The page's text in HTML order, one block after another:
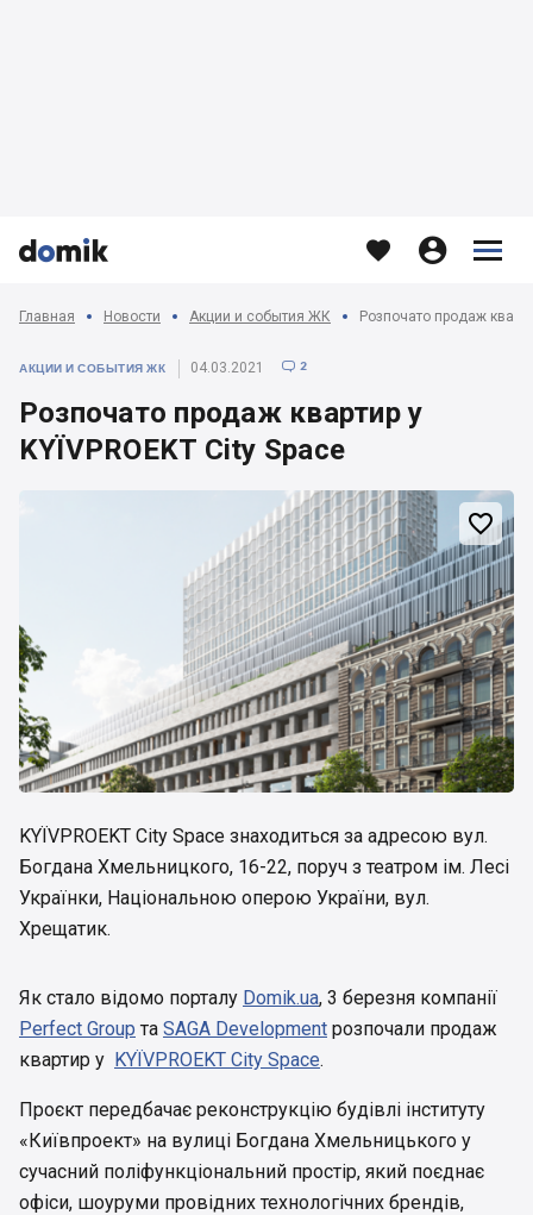


   


Главная Новости Акции и события ЖК Розпочато продаж
АКЦИИ И СОБЫТИЯ ЖК 04.03.2021  2
Розпочато продаж квартир у
KYЇVPROEKT Citу Space

KYЇVPROEKT City Space знаходиться за адресою вул.
Богдана Хмельницкого, 16-22, поруч з театром ім. Лесі
Українки, Національною оперою України, вул.
Хрещатик.
Як стало відомо порталу Domik.ua, 3 березня компанії
Perfect Group та SAGA Development розпочали продаж
квартир у KYЇVPROEKT Citу Space.
Проєкт передбачає реконструкцію будівлі інституту
«Київпроект» на вулиці Богдана Хмельницького у
сучасний поліфункціональний простір, який поєднає
офіси, шоуруми провідних технологічних брендів,